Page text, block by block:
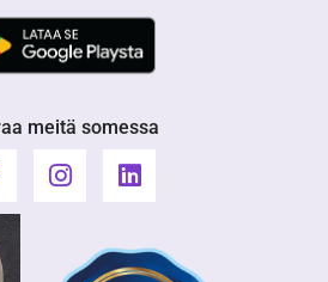
meitä somessa